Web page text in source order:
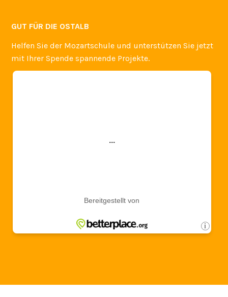
GUT FÜR DIE OSTALB
Helfen Sie der Mozartschule und unterstützen Sie jetzt
mit Ihrer Spende spannende Projekte.